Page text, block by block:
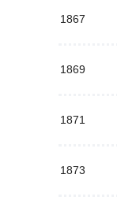
1867
1869
1871
1873